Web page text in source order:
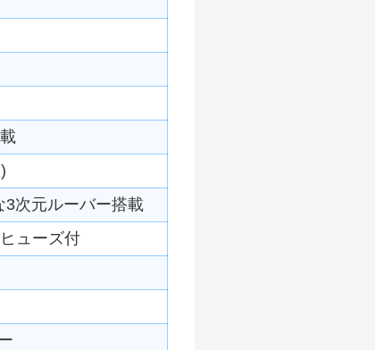
3次元ルーバー搭載
ューズ付